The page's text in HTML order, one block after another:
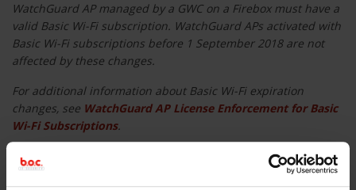
WatchGuard AP managed by a GWC on a Firebox must have a
valid Basic Wi-Fi subscription. WatchGuard APs activated with
Basic Wi-Fi subscriptions before 1 September 2018 are not
affected by these changes.
For additional information about Basic Wi-Fi expiration
changes, see WatchGuard AP License Enforcement for Basic
Wi-Fi Subscriptions.
Software Download Center
Firebox appliance owners with active support subscriptions